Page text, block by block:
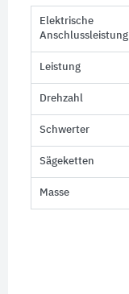
Elektrische
Anschlussleistung
Leistung
Drehzahl
Schwerter
Sägeketten
Masse